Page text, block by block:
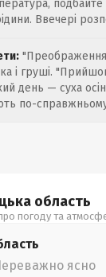
подбайте
Ввечері
і груші.
день — суха
по-
область
погоду та
ясно